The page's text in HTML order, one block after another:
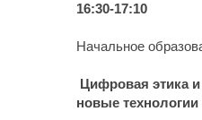
16:30-17:10
Начальное
Цифровая этика
новые